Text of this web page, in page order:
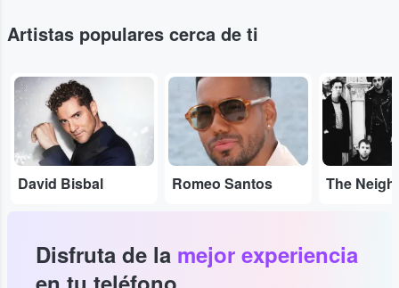
Artistas populares cerca de ti
...
David Bisbal
...
Romeo Santos
...
Disfruta de la mejor experiencia